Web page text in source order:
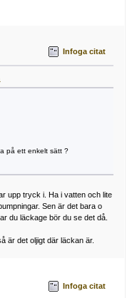
Infoga citat
på ett enkelt sätt ?
upp tryck i. Ha i vatten och lite
Sen är det bara o
du läckage bör du se det då.
är det oljigt där läckan är.
Infoga citat